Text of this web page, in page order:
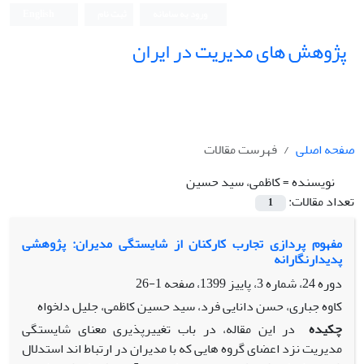
پژوهش های مدیریت در ایران
صفحه اصلی
فهرست مقالات
نویسنده =کاظمی، سید حسین
تعداد مقالات:
1
مفهوم پردازی تجارب کارکنان از شایستگی مدیران: پژوهشی
پدیدارنگارانه
دوره 24، شماره 3، پاییز 1399، صفحه
1-26
کاوه جباری، حسن دانایی فرد، سید حسین کاظمی، جلیل دلخواه
چکیده در این مقاله، در باب تغییرپذیری معنای شایستگی
مدیریت نزد اعضای گروه­ هایی که با مدیران در ارتباط اند استدلال